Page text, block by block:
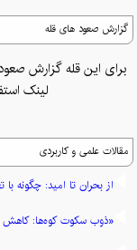
گزارش صعود های قله
برای این قله گزارش
لینک
مقالات علمی و کاربردی
از بحران تا امید: چگونه
«ذوب سکوت کوه‌ها: کاهش